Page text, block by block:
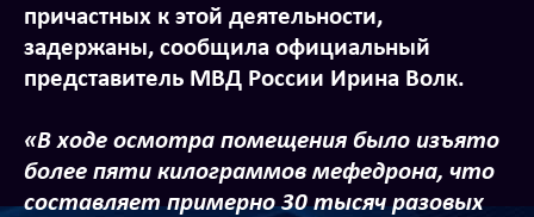
причастных к этой деятельности,
задержаны, сообщила официальный
представитель МВД России Ирина Волк.
«В ходе осмотра помещения было изъято
более пяти килограммов мефедрона, что
составляет примерно 30 тысяч разовых